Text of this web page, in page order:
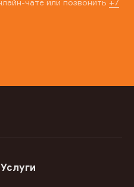
чате или позвонить +7
Услуги